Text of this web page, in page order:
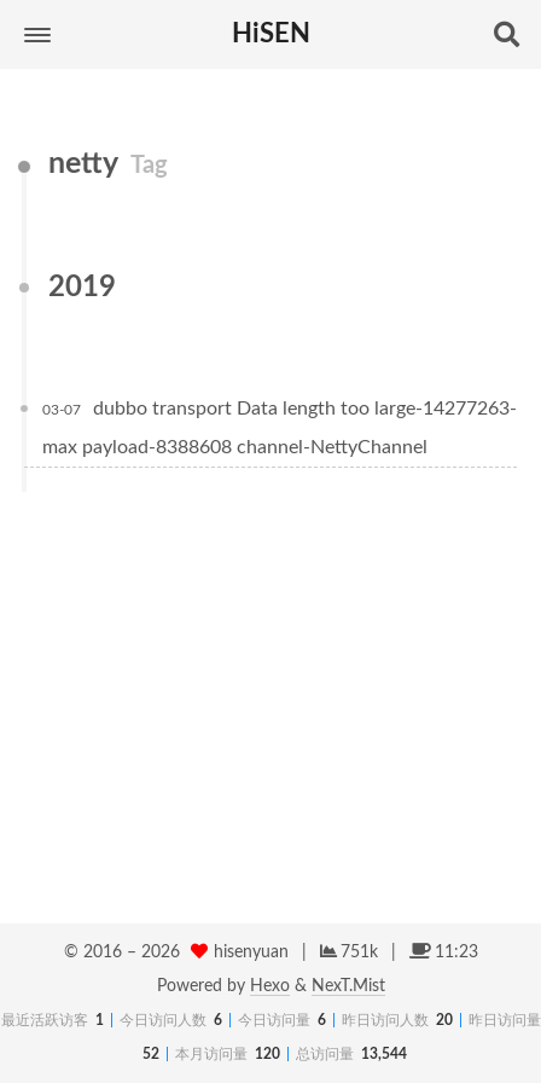
HiSEN
netty Tag
2019
03-07
dubbo transport Data length too large-14277263-
max payload-8388608 channel-NettyChannel
© 2016 – 2026 hisenyuan 751k
11:23
Powered by Hexo& NexT.Mist
最近活跃访客 1 今日访问人数 6 今日访问量 6 昨日访问人数 20 昨日访问量
52 本月访问量 120 总访问量 13,544